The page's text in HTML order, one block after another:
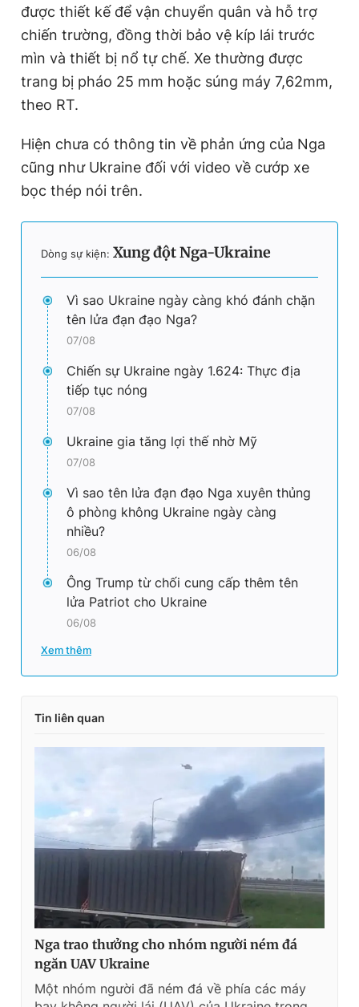
được thiết kế để vận chuyển quân và hỗ trợ
chiến trường, đồng thời bảo vệ kíp lái trước
mìn và thiết bị nổ tự chế. Xe thường được
trang bị pháo 25 mm hoặc súng máy 7,62mm,
theo RT.
Hiện chưa có thông tin về phản ứng của Nga
cũng như Ukraine đối với video về cướp xe
bọc thép nói trên.
Dòng sự kiện: Xung đột Nga-Ukraine
Vì sao Ukraine ngày càng khó đánh chặn
tên lửa đạn đạo Nga?
07/08
Chiến sự Ukraine ngày 1.624: Thực địa
tiếp tục nóng
07/08
Ukraine gia tăng lợi thế nhờ Mỹ
07/08
Vì sao tên lửa đạn đạo Nga xuyên thủng
ô phòng không Ukraine ngày càng
nhiều?
06/08
Ông Trump từ chối cung cấp thêm tên
lửa Patriot cho Ukraine
06/08
Xem thêm
Tin liên quan
Nga trao thưởng cho nhóm người ném đá
ngăn UAV Ukraine
Một nhóm người đã ném đá về phía các máy